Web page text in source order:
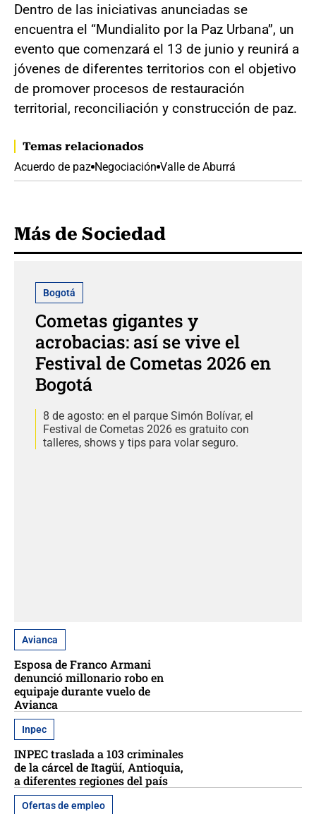
Dentro de las iniciativas anunciadas se
encuentra el “Mundialito por la Paz Urbana”, un
evento que comenzará el 13 de junio y reunirá a
jóvenes de diferentes territorios con el objetivo
de promover procesos de restauración
territorial, reconciliación y construcción de paz.
Temas relacionados
Acuerdo de paz Negociación Valle de Aburrá
Más de Sociedad
Bogotá
Cometas gigantes y
acrobacias: así se vive el
Festival de Cometas 2026 en
Bogotá
8 de agosto: en el parque Simón Bolívar, el
Festival de Cometas 2026 es gratuito con
talleres, shows y tips para volar seguro.
Avianca
Esposa de Franco Armani
denunció millonario robo en
equipaje durante vuelo de
Avianca
Inpec
INPEC traslada a 103 criminales
de la cárcel de Itagüí, Antioquia,
a diferentes regiones del país
Ofertas de empleo